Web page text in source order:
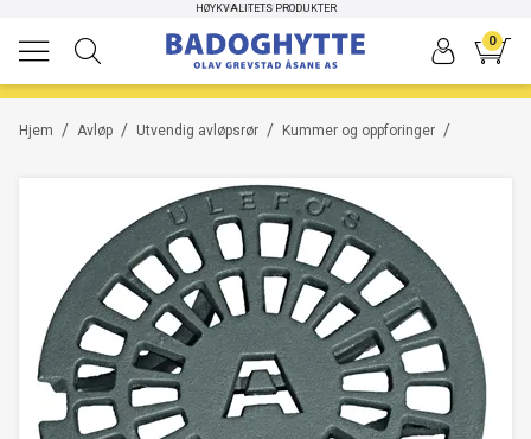
RASK LEVERING
HØYKVALITETS PRODUKTER
0
/
Hjem /
Avløp /
Utvendig avløpsrør /
Kummer og oppforinger